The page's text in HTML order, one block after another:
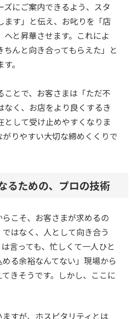
ズにご案内できるよう、スタ
ます」と伝え、お叱りを「店
と昇華させます。これによ
ちんと向き合ってもらえた」と
。
ことで、お客さまは「ただ不
なく、お店をより良くするき
として受け止めやすくなりま
がりやすい大切な締めくくりで
るための、プロの技術
こそ、お客さまが求めるの
はなく、人として向き合う
は言っても、忙しくて一人ひと
る余裕なんてない」現場から
きそうです。しかし、ここに
すが、ホスピタリティとは